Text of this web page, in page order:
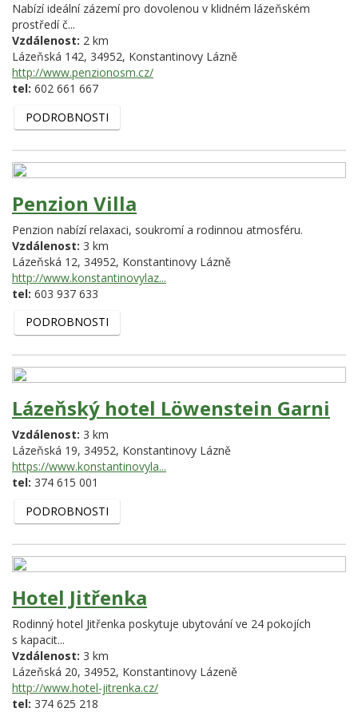
Nabízí ideální zázemí pro dovolenou v klidném lázeňském
prostředí č...
Vzdálenost: 2 km
Lázeňská 142, 34952, Konstantinovy Lázně
http://www.penzionosm.cz/
tel: 602 661 667
PODROBNOSTI
Penzion Villa
Penzion nabízí relaxaci, soukromí a rodinnou atmosféru.
Vzdálenost: 3 km
Lázeňská 12, 34952, Konstantinovy Lázně
http://www.konstantinovylaz...
tel: 603 937 633
PODROBNOSTI
Lázeňský hotel Löwenstein Garni
Vzdálenost: 3 km
Lázeňská 19, 34952, Konstantinovy Lázně
https://www.konstantinovyla...
tel: 374 615 001
PODROBNOSTI
Hotel Jitřenka
Rodinný hotel Jitřenka poskytuje ubytování ve 24 pokojích
s kapacit...
Vzdálenost: 3 km
Lázeňská 20, 34952, Konstantinovy Lázeně
http://www.hotel-jitrenka.cz/
tel: 374 625 218